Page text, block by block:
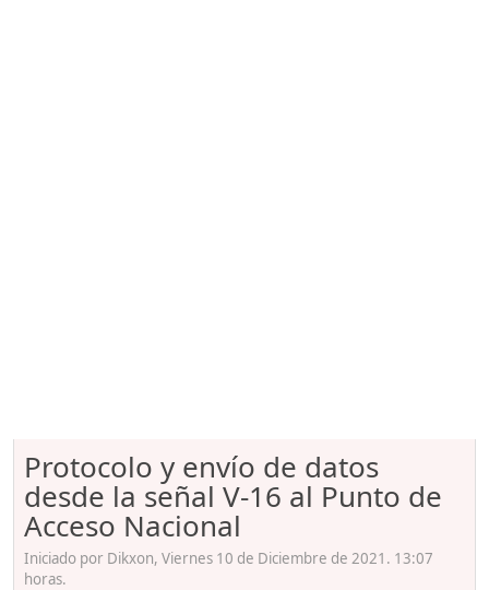
Protocolo y envío de datos
desde la señal V-16 al Punto de
Acceso Nacional
Iniciado por Dikxon, Viernes 10 de Diciembre de 2021. 13:07
horas.